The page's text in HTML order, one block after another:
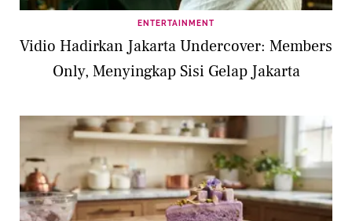
ENTERTAINMENT
Vidio Hadirkan Jakarta Undercover: Members
Only, Menyingkap Sisi Gelap Jakarta